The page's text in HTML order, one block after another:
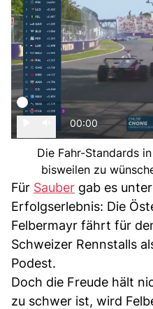
00:00
Die Fahr-Standards
bisweilen zu
Für Sauber gab es
Erfolgserlebnis: Die
Felbermayr fährt für
Schweizer Rennstalls
Podest.
Doch die Freude hält
zu schwer ist, wird